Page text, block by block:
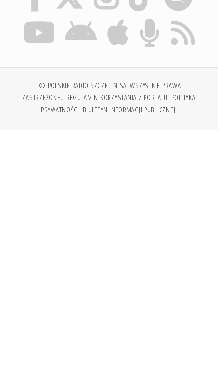
© POLSKIE RADIO SZCZECIN SA. WSZYSTKIE PRAWA
ZASTRZEŻONE. REGULAMIN KORZYSTANIA Z PORTALU POLITYKA
PRYWATNOŚCI BIULETYN INFORMACJI PUBLICZNEJ